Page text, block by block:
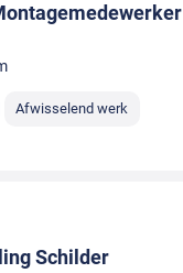
Afwisselend werk
Schilder